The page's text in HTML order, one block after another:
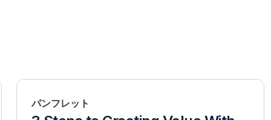
パンフレット